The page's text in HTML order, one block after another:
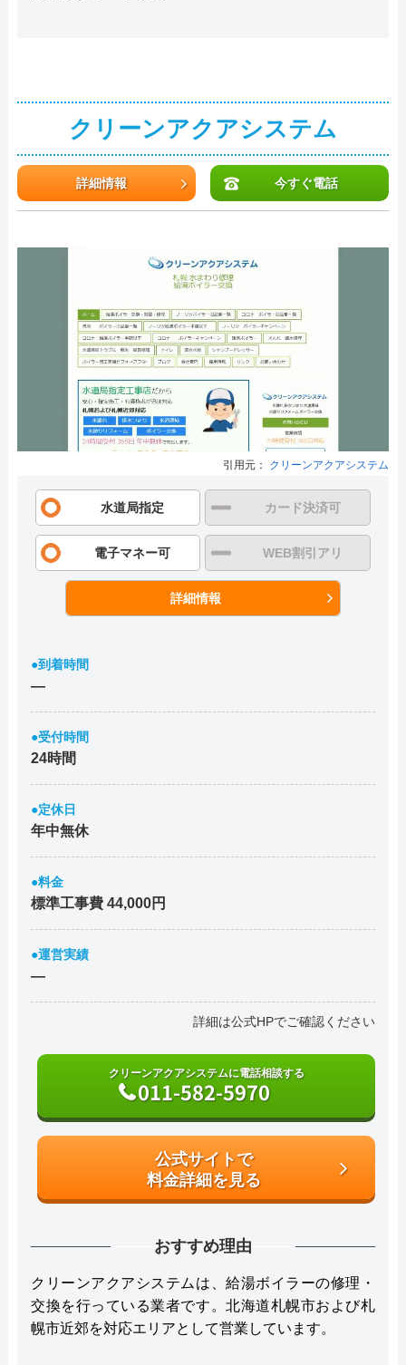
クリーンアクアシステム
詳細情報 今すぐ電話
引用元： クリーンアクアシステム
水道局指定 カード決済可
電子マネー可 WEB割引アリ
詳細情報
●到着時間
―
●受付時間
24時間
●定休日
年中無休
●料金
標準工事費 44,000円
●運営実績
―
詳細は公式HPでご確認ください
クリーンアクアシステムに電話相談する
011-582-5970
公式サイトで
料金詳細を見る
おすすめ理由
クリーンアクアシステムは、給湯ボイラーの修理・
交換を行っている業者です。北海道札幌市および札
幌市近郊を対応エリアとして営業しています。